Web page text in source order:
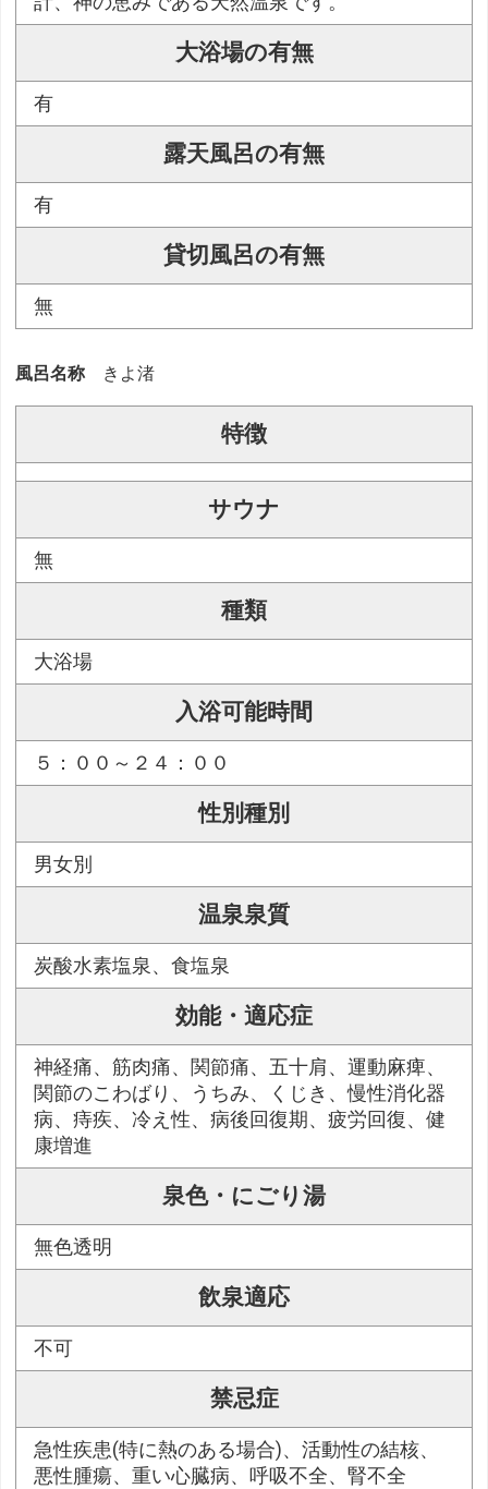
大浴場の有無
有
露天風呂の有無
有
貸切風呂の有無
無
風呂名称 きよ渚
特徴
サウナ
無
種類
大浴場
入浴可能時間
５：００～２４：００
性別種別
男女別
温泉泉質
炭酸水素塩泉、食塩泉
効能・適応症
神経痛、筋肉痛、関節痛、五十肩、運動麻痺、
関節のこわばり、うちみ、くじき、慢性消化器
病、痔疾、冷え性、病後回復期、疲労回復、健
康増進
泉色・にごり湯
無色透明
飲泉適応
不可
禁忌症
急性疾患(特に熱のある場合)、活動性の結核、
悪性腫瘍、重い心臓病、呼吸不全、腎不全